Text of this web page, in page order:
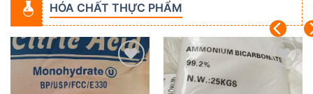
HÓA CHẤT THỰC PHẨM
Add to
Add to